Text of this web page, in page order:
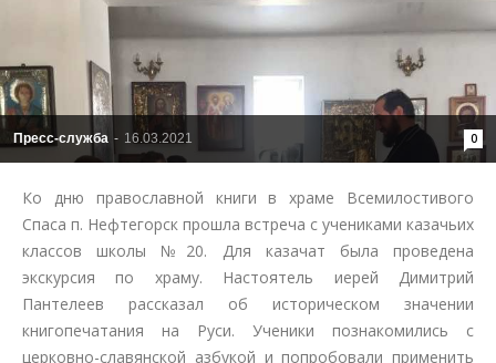
Пресс-служба - 16.03.2021 0
Ко дню православной книги в храме Всемилостивого
Спаса п. Нефтегорск прошла встреча с учениками казачьих
классов школы №20. Для казачат была проведена
экскурсия по храму. Настоятель иерей Димитрий
Пантелеев рассказал об историческом значении
книгопечатания на Руси. Ученики познакомились с
церковно-славянской азбукой и попробовали применить